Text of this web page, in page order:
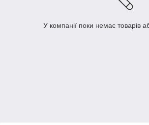
У компанії поки немає товарів